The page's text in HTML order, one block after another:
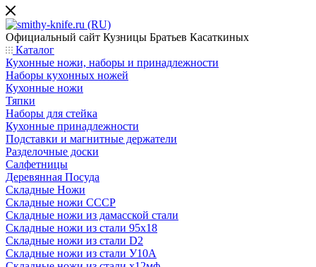
Официальный сайт Кузницы Братьев Касаткиных
Каталог
Кухонные ножи, наборы и принадлежности
Наборы кухонных ножей
Кухонные ножи
Тяпки
Наборы для стейка
Кухонные принадлежности
Подставки и магнитные держатели
Разделочные доски
Салфетницы
Деревянная Посуда
Складные Ножи
Cкладные ножи СССР
Складные ножи из дамасской стали
Складные ножи из стали 95х18
Складные ножи из стали D2
Складные ножи из стали У10А